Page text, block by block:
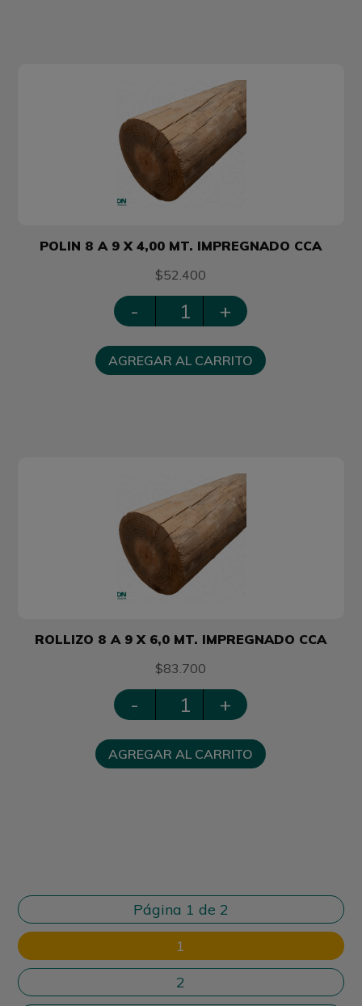
POLIN 8 A 9 X 4,00 MT. IMPREGNADO CCA
$52.400
- +
AGREGAR AL CARRITO
ROLLIZO 8 A 9 X 6,0 MT. IMPREGNADO CCA
$83.700
- +
AGREGAR AL CARRITO
Página 1 de 2
1
2